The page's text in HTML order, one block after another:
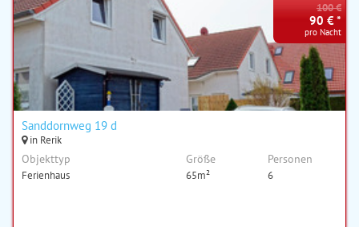
Sanddornweg 19 d
in Rerik
Objekttyp
Ferienhaus
Größe
65m²
Personen
6
100 €
90 € *
pro Nacht